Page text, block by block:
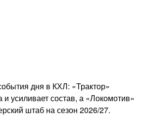
дня в КХЛ: «Трактор»
и усиливает состав, а «Локомотив»
штаб на сезон 2026/27.